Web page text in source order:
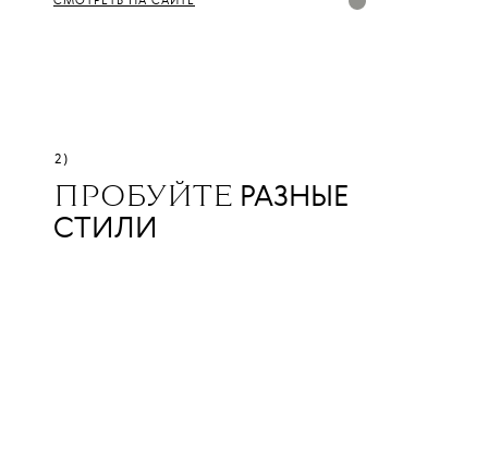
2)
ПРОБУЙТЕ РАЗНЫЕ
СТИЛИ